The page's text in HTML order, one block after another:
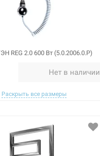
REG 2.0 600 Вт (5.0.2006.0.Р)
Нет в наличии
Раскрыть все размеры